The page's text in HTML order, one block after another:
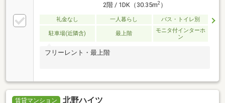
2階 / 1DK（30.35m2）
礼金なし 一人暮らし バス・トイレ別
駐車場(近隣含) 最上階
モニタ付インターホ
ン
フリーレント・最上階
賃貸マンション 北野ハイツ